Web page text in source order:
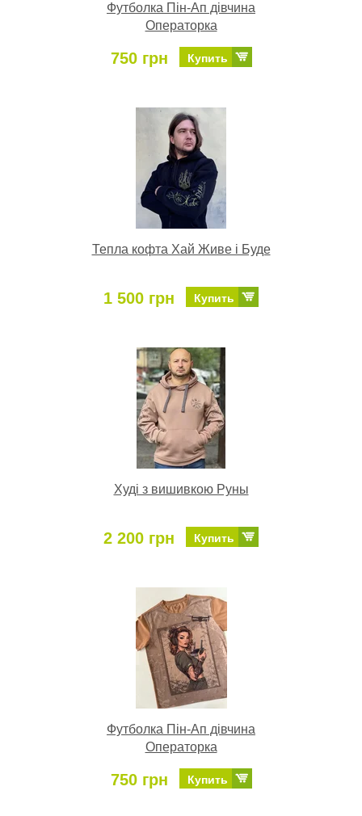
Футболка Пін-Ап дівчина
Операторка
750 грн Купить
Тепла кофта Хай Живе і Буде
1 500 грн Купить
Худі з вишивкою Руны
2 200 грн Купить
Футболка Пін-Ап дівчина
Операторка
750 грн Купить